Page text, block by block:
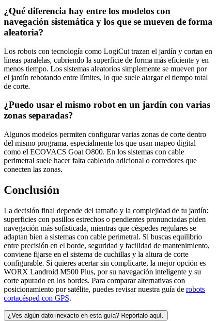
¿Qué diferencia hay entre los modelos con
navegación sistemática y los que se mueven de forma
aleatoria?
Los robots con tecnología como LogiCut trazan el jardín y cortan en
líneas paralelas, cubriendo la superficie de forma más eficiente y en
menos tiempo. Los sistemas aleatorios simplemente se mueven por
el jardín rebotando entre límites, lo que suele alargar el tiempo total
de corte.
¿Puedo usar el mismo robot en un jardín con varias
zonas separadas?
Algunos modelos permiten configurar varias zonas de corte dentro
del mismo programa, especialmente los que usan mapeo digital
como el ECOVACS Goat O800. En los sistemas con cable
perimetral suele hacer falta cableado adicional o corredores que
conecten las zonas.
Conclusión
La decisión final depende del tamaño y la complejidad de tu jardín:
superficies con pasillos estrechos o pendientes pronunciadas piden
navegación más sofisticada, mientras que céspedes regulares se
adaptan bien a sistemas con cable perimetral. Si buscas equilibrio
entre precisión en el borde, seguridad y facilidad de mantenimiento,
conviene fijarse en el sistema de cuchillas y la altura de corte
configurable. Si quieres acertar sin complicarte, la mejor opción es
WORX Landroid M500 Plus, por su navegación inteligente y su
corte apurado en los bordes. Para comparar alternativas con
posicionamiento por satélite, puedes revisar nuestra guía de robots
cortacésped con GPS.
¿Ves algún dato inexacto en esta guía? Repórtalo aquí.